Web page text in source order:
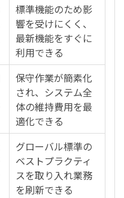
標準機能のため影
響を受けにくく、
最新機能をすぐに
利用できる
保守作業が簡素化
され、システム全
体の維持費用を最
適化できる
グローバル標準の
ベストプラクティ
スを取り入れ業務
を刷新できる